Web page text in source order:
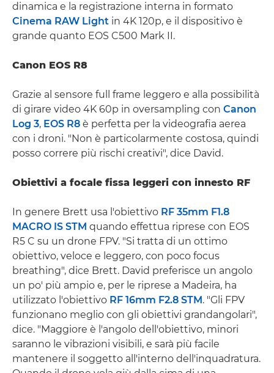
dinamica e la registrazione interna in formato
Cinema RAW Light in 4K 120p, e il dispositivo è
grande quanto EOS C500 Mark II.
Canon EOS R8
Grazie al sensore full frame leggero e alla possibilità
di girare video 4K 60p in oversampling con Canon
Log 3, EOS R8 è perfetta per la videografia aerea
con i droni. "Non è particolarmente costosa, quindi
posso correre più rischi creativi", dice David.
Obiettivi a focale fissa leggeri con innesto RF
In genere Brett usa l'obiettivo RF 35mm F1.8
MACRO IS STM quando effettua riprese con EOS
R5 C su un drone FPV. "Si tratta di un ottimo
obiettivo, veloce e leggero, con poco focus
breathing", dice Brett. David preferisce un angolo
un po' più ampio e, per le riprese a Madeira, ha
utilizzato l'obiettivo RF 16mm F2.8 STM . "Gli FPV
funzionano meglio con gli obiettivi grandangolari",
dice. "Maggiore è l'angolo dell'obiettivo, minori
saranno le vibrazioni visibili, e sarà più facile
mantenere il soggetto all'interno dell'inquadratura.